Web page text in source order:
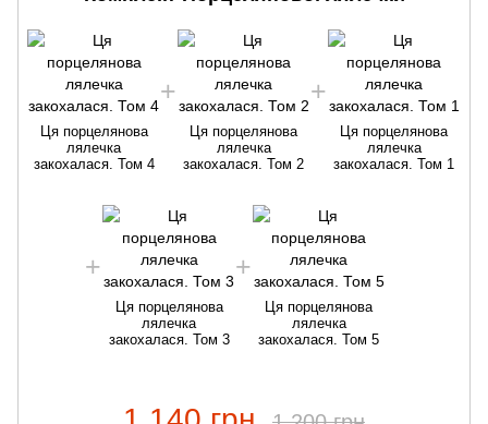
Ця порцелянова
лялечка
закохалася. Том 4
Ця порцелянова
лялечка
закохалася. Том 2
Ця порцелянова
лялечка
закохалася. Том 1
Ця порцелянова
лялечка
закохалася. Том 3
Ця порцелянова
лялечка
закохалася. Том 5